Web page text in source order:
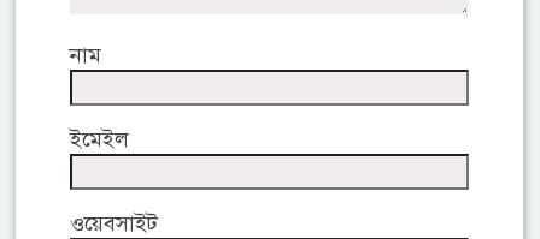
নাম
ইমেইল
ওয়েবসাইট